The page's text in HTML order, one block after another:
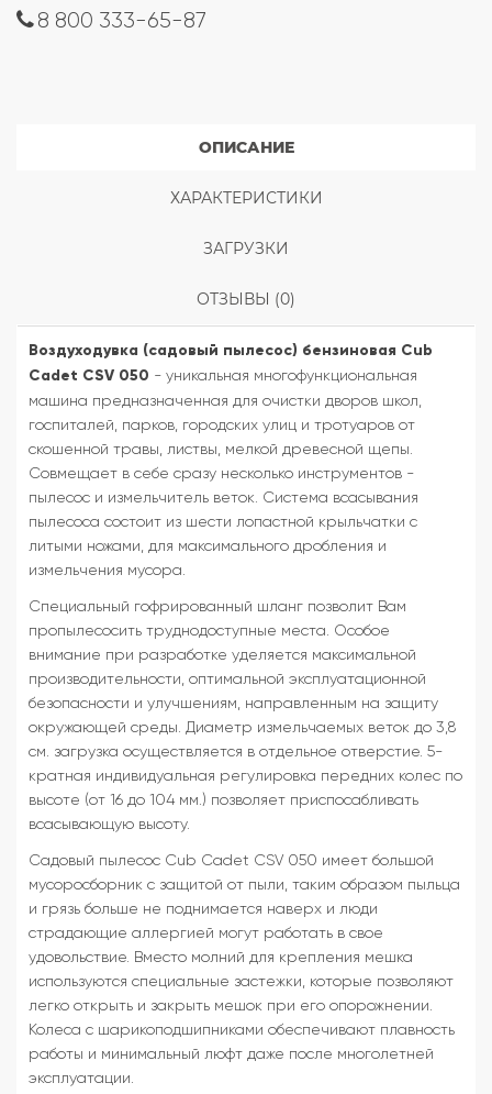
8 800 333-65-87
ОПИСАНИЕ
ХАРАКТЕРИСТИКИ
ЗАГРУЗКИ
ОТЗЫВЫ (0)
Воздуходувка (садовый пылесос) бензиновая Cub
Cadet CSV 050 - уникальная многофункциональная
машина предназначенная для очистки дворов школ,
госпиталей, парков, городских улиц и тротуаров от
скошенной травы, листвы, мелкой древесной щепы.
Совмещает в себе сразу несколько инструментов -
пылесос и измельчитель веток. Система всасывания
пылесоса состоит из шести лопастной крыльчатки с
литыми ножами, для максимального дробления и
измельчения мусора.
Специальный гофрированный шланг позволит Вам
пропылесосить труднодоступные места. Особое
внимание при разработке уделяется максимальной
производительности, оптимальной эксплуатационной
безопасности и улучшениям, направленным на защиту
окружающей среды. Диаметр измельчаемых веток до 3,8
см. загрузка осуществляется в отдельное отверстие. 5-
кратная индивидуальная регулировка передних колес по
высоте (от 16 до 104 мм.) позволяет приспосабливать
всасывающую высоту.
Садовый пылесос Cub Cadet CSV 050 имеет большой
мусоросборник с защитой от пыли, таким образом пыльца
и грязь больше не поднимается наверх и люди
страдающие аллергией могут работать в свое
удовольствие. Вместо молний для крепления мешка
используются специальные застежки, которые позволяют
легко открыть и закрыть мешок при его опорожнении.
Колеса с шарикоподшипниками обеспечивают плавность
работы и минимальный люфт даже после многолетней
эксплуатации.